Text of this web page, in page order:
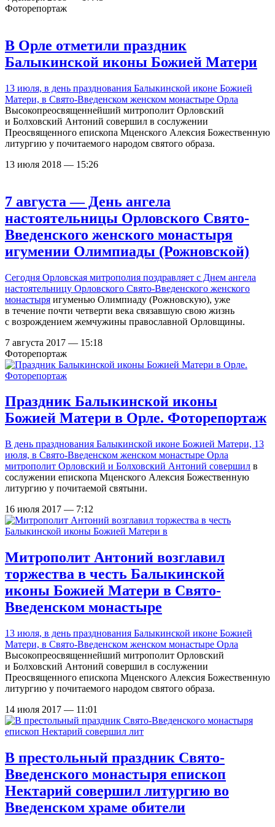
Фоторепортаж
В Орле отметили праздник
Балыкинской иконы Божией Матери
13 июля, в день празднования Балыкинской иконе Божией
Матери, в Свято-Введенском женском монастыре Орла
Высокопреосвященнейший митрополит Орловский
и Болховский Антоний совершил в сослужении
Преосвященного епископа Мценского Алексия Божественную
литургию у почитаемого народом святого образа.
13 июля 2018 — 15:26
7 августа — День ангела
настоятельницы Орловского Свято-
Введенского женского монастыря
игумении Олимпиады (Рожновской)
Сегодня Орловская митрополия поздравляет с Днем ангела
настоятельницу Орловского Свято-Введенского женского
монастыря игуменью Олимпиаду (Рожновскую), уже
в течение почти четверти века связавшую свою жизнь
с возрождением жемчужины православной Орловщины.
7 августа 2017 — 15:18
Фоторепортаж
Праздник Балыкинской иконы
Божией Матери в Орле. Фоторепортаж
В день празднования Балыкинской иконе Божией Матери, 13
июля, в Свято-Введенском женском монастыре Орла
митрополит Орловский и Болховский Антоний совершил в
сослужении епископа Мценского Алексия Божественную
литургию у почитаемой святыни.
16 июля 2017 — 7:12
Митрополит Антоний возглавил
торжества в честь Балыкинской
иконы Божией Матери в Свято-
Введенском монастыре
13 июля, в день празднования Балыкинской иконе Божией
Матери, в Свято-Введенском женском монастыре Орла
Высокопреосвященнейший митрополит Орловский
и Болховский Антоний совершил в сослужении
Преосвященного епископа Мценского Алексия Божественную
литургию у почитаемого народом святого образа.
14 июля 2017 — 11:01
В престольный праздник Свято-
Введенского монастыря епископ
Нектарий совершил литургию во
Введенском храме обители